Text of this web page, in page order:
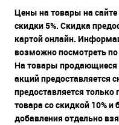
Цены на товары на
скидки 5%. Скидка
картой онлайн.
возможно посмотреть
На товары продающиеся
акций предоставляется
предоставляется только
товара со скидкой 10%
добавления отдельно